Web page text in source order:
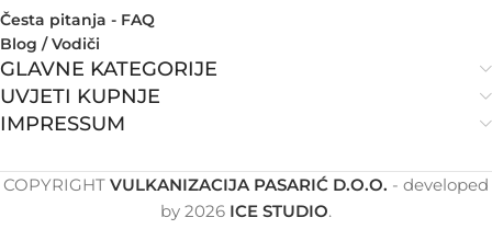
Česta pitanja - FAQ
Blog / Vodiči
GLAVNE KATEGORIJE
UVJETI KUPNJE
IMPRESSUM
COPYRIGHT VULKANIZACIJA PASARIĆ D.O.O. - developed
by 2026 ICE STUDIO.